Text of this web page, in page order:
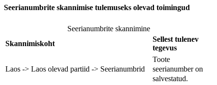
Seerianumbrite skannimise tulemuseks olevad toimingud
Seerianumbrite skannimine
Skannimiskoht
Sellest tulenev
tegevus
Laos -> Laos olevad partiid -> Seerianumbrid
Toote
seerianumber on
salvestatud.